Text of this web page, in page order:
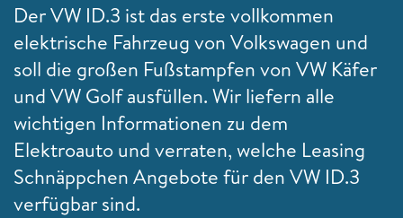
Der VW ID.3 ist das erste vollkommen
elektrische Fahrzeug von Volkswagen und
soll die großen Fußstampfen von VW Käfer
und VW Golf ausfüllen. Wir liefern alle
wichtigen Informationen zu dem
Elektroauto und verraten, welche Leasing
Schnäppchen Angebote für den VW ID.3
verfügbar sind.